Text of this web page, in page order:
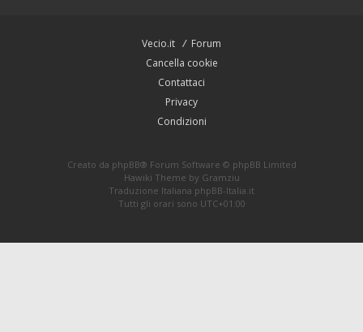
Vecio.it
Forum
Cancella cookie
Contattaci
Privacy
Condizioni
Creato da phpBB® Forum Software © phpBB Limited
Hawiki Theme by Gramziu
Traduzione Italiana phpBB-Italia.it
Tutti gli orari sono UTC+01:00